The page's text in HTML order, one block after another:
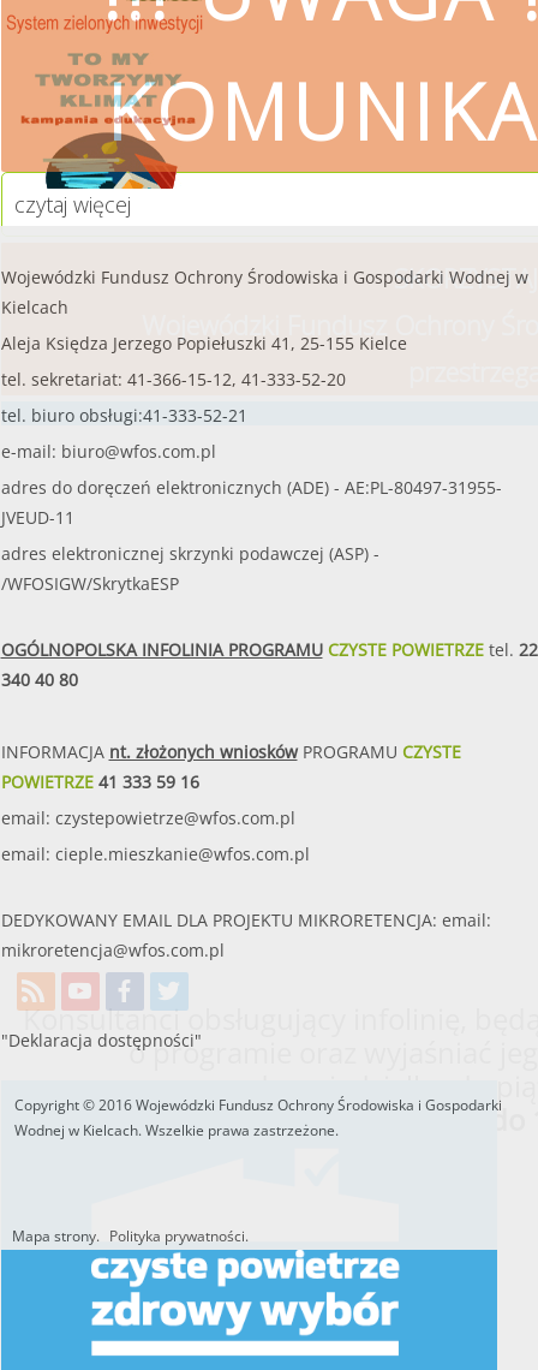
czytaj więcej
Konsultanci obsługujący infolinię,
o programie oraz wyjaśniać
od poniedziałku do
w godzinachod 8:00 do
czytaj więcej...
Wojewódzki Fundusz Ochrony Środowiska i Gospodarki Wodnej w
Kielcach
Aleja Księdza Jerzego Popiełuszki 41, 25-155 Kielce
tel. sekretariat: 41-366-15-12, 41-333-52-20
tel. biuro obsługi:41-333-52-21
e-mail: biuro@wfos.com.pl
adres do doręczeń elektronicznych (ADE) - AE:PL-80497-31955-
JVEUD-11
adres elektronicznej skrzynki podawczej (ASP) -
/WFOSIGW/SkrytkaESP
OGÓLNOPOLSKA INFOLINIA PROGRAMUCZYSTE POWIETRZEtel. 22
340 40 80
INFORMACJA nt. złożonych wnioskówPROGRAMU CZYSTE
POWIETRZE41 333 59 16
email: czystepowietrze@wfos.com.pl
email: cieple.mieszkanie@wfos.com.pl
DEDYKOWANY EMAIL DLA PROJEKTU MIKRORETENCJA: email:
mikroretencja@wfos.com.pl
"Deklaracja dostępności"
Copyright © 2016 Wojewódzki Fundusz Ochrony Środowiska i Gospodarki
Wodnej w Kielcach. Wszelkie prawa zastrzeżone.
Mapa strony. Polityka prywatności.
Utworzono przez W.S.ds.IT M & P